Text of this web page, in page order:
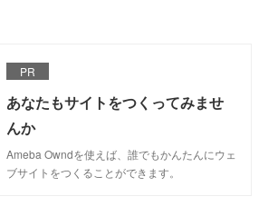
PR
あなたもサイトをつくってみませ
んか
Ameba Owndを使えば、誰でもかんたんにウェ
ブサイトをつくることができます。